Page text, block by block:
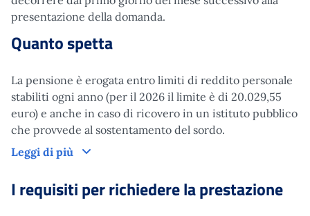
presentazione della domanda.
Quanto spetta
La pensione è erogata entro limiti di reddito personale
stabiliti ogni anno (per il 2026 il limite è di 20.029,55
euro) e anche in caso di ricovero in un istituto pubblico
che provvede al sostentamento del sordo.
Leggi di più
I requisiti per richiedere la prestazione